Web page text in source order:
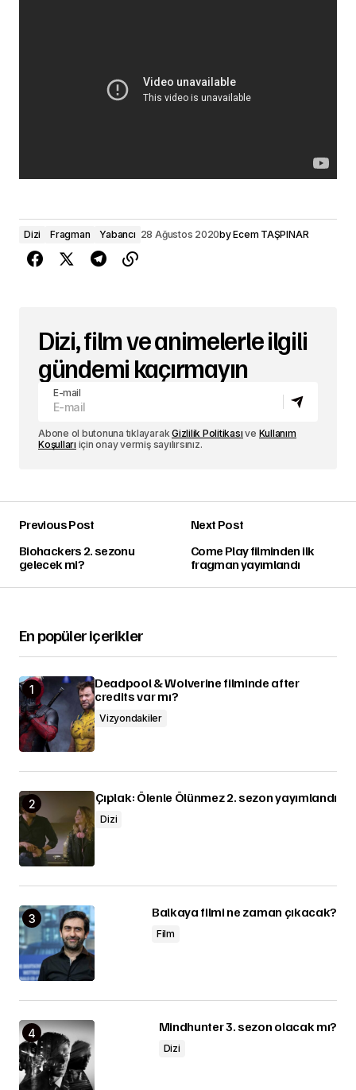
Dizi Fragman Yabancı 28 Ağustos 2020byEcem TAŞPINAR
Dizi, film ve animelerle ilgili
gündemi kaçırmayın
E-mail
Abone ol butonuna tıklayarakGizlilik Politikası ve Kullanım
Koşulları için onay vermiş sayılırsınız.
Previous Post
Biohackers 2. sezonu
gelecek mi?
Next Post
Come Play filminden ilk
fragman yayımlandı
En popüler içerikler
Deadpool & Wolverine filminde after
credits var mı?
Vizyondakiler
Çıplak: Ölenle Ölünmez 2. sezon yayımlandı
Dizi
Balkaya filmi ne zaman çıkacak?
Film
Mindhunter 3. sezon olacak mı?
Dizi